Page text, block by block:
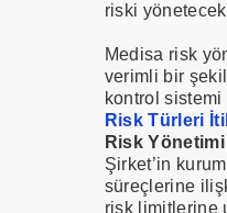
riski
Medisa risk
verimli bir
kontrol
Risk Türleri
Risk
Şirket’in
süreçlerine
risk limitlerine